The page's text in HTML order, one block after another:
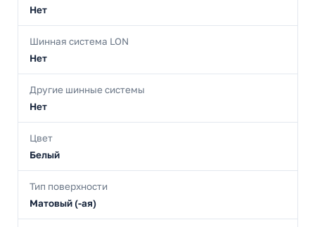
Нет
Шинная система LON
Нет
Другие шинные системы
Нет
Цвет
Белый
Тип поверхности
Матовый (-ая)